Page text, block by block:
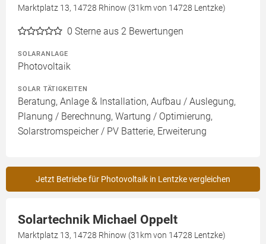
Marktplatz 13, 14728 Rhinow (31km von 14728 Lentzke)
0 Sterne aus 2 Bewertungen
SOLARANLAGE
Photovoltaik
SOLAR TÄTIGKEITEN
Beratung, Anlage & Installation, Aufbau / Auslegung,
Planung / Berechnung, Wartung / Optimierung,
Solarstromspeicher / PV Batterie, Erweiterung
Jetzt Betriebe für Photovoltaik in Lentzke vergleichen
Solartechnik Michael Oppelt
Marktplatz 13, 14728 Rhinow (31km von 14728 Lentzke)